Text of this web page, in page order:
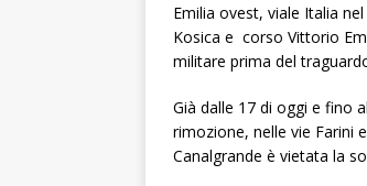
Emilia ovest, viale Italia
Kosica e corso Vittorio
militare prima del
Già dalle 17 di oggi e fino
rimozione, nelle vie Farini
Canalgrande è vietata la